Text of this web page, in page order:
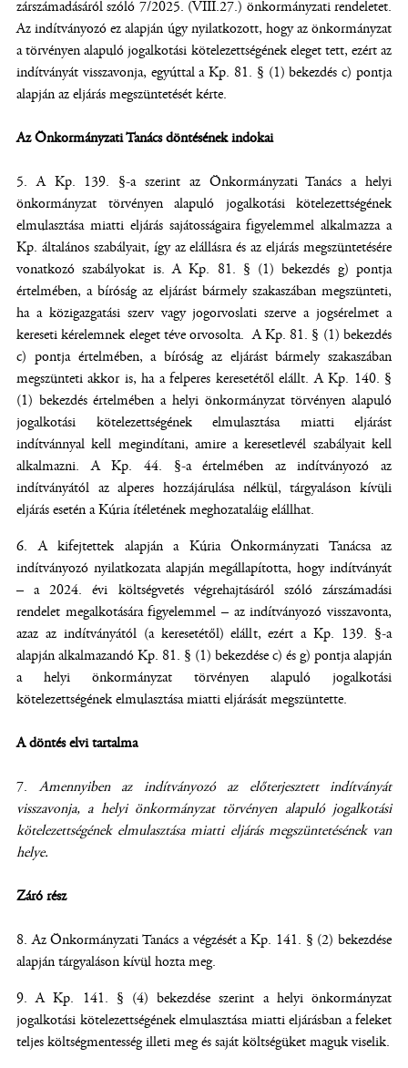
zárszámadásáról szóló 7/2025. (VIII.27.) önkormányzati rendeletet.
Az indítványozó ez alapján úgy nyilatkozott, hogy az önkormányzat
a törvényen alapuló jogalkotási kötelezettségének eleget tett, ezért az
indítványát visszavonja, egyúttal a Kp. 81. § (1) bekezdés c) pontja
alapján az eljárás megszüntetését kérte.
Az Önkormányzati Tanács döntésének indokai
A Kp. 139. §-a szerint az Önkormányzati Tanács a helyi
önkormányzat törvényen alapuló jogalkotási kötelezettségének
elmulasztása miatti eljárás sajátosságaira figyelemmel alkalmazza a
Kp. általános szabályait, így az elállásra és az eljárás megszüntetésére
vonatkozó szabályokat is. A Kp. 81. § (1) bekezdés g) pontja
értelmében, a bíróság az eljárást bármely szakaszában megszünteti,
ha a közigazgatási szerv vagy jogorvoslati szerve a jogsérelmet a
kereseti kérelemnek eleget téve orvosolta. A Kp. 81. § (1) bekezdés
c) pontja értelmében, a bíróság az eljárást bármely szakaszában
megszünteti akkor is, ha a felperes keresetétől elállt. A Kp. 140. §
(1) bekezdés értelmében a helyi önkormányzat törvényen alapuló
jogalkotási kötelezettségének elmulasztása miatti eljárást
indítvánnyal kell megindítani, amire a keresetlevél szabályait kell
alkalmazni. A Kp. 44. §-a értelmében az indítványozó az
indítványától az alperes hozzájárulása nélkül, tárgyaláson kívüli
eljárás esetén a Kúria ítéletének meghozataláig elállhat.
A kifejtettek alapján a Kúria Önkormányzati Tanácsa az
indítványozó nyilatkozata alapján megállapította, hogy indítványát
– a 2024. évi költségvetés végrehajtásáról szóló zárszámadási
rendelet megalkotására figyelemmel – az indítványozó visszavonta,
azaz az indítványától (a keresetétől) elállt, ezért a Kp. 139. §-a
alapján alkalmazandó Kp. 81. § (1) bekezdése c) és g) pontja alapján
a helyi önkormányzat törvényen alapuló jogalkotási
kötelezettségének elmulasztása miatti eljárását megszüntette.
A döntés elvi tartalma
Amennyiben az indítványozó az előterjesztett indítványát
visszavonja, a helyi önkormányzat törvényen alapuló jogalkotási
kötelezettségének elmulasztása miatti eljárás megszüntetésének van
helye.
Záró rész
Az Önkormányzati Tanács a végzését a Kp. 141. § (2) bekezdése
alapján tárgyaláson kívül hozta meg.
A Kp. 141. § (4) bekezdése szerint a helyi önkormányzat
jogalkotási kötelezettségének elmulasztása miatti eljárásban a feleket
teljes költségmentesség illeti meg és saját költségüket maguk viselik.